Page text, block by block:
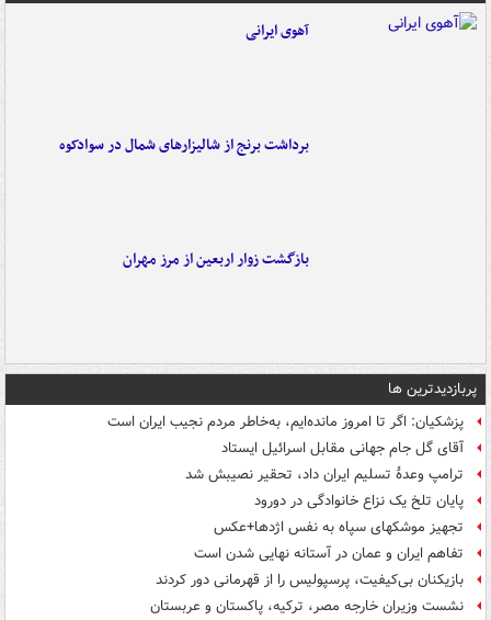
آهوی ایرانی
برداشت برنج از شالیزارهای شمال در سوادکوه
بازگشت زوار اربعین از مرز مهران
پربازدیدترین ها
پزشکیان: اگر تا امروز مانده‌ایم، به‌خاطر مردم نجیب ایران است
آقای گل جام جهانی مقابل اسرائیل ایستاد
ترامپ وعدۀ تسلیم ایران داد، تحقیر نصیبش شد
پایان تلخ یک نزاع خانوادگی در دورود
تجهیز موشکهای سپاه به نفس اژدها+عکس
تفاهم ایران و عمان در آستانه نهایی شدن است
بازیکنان بی‌کیفیت، پرسپولیس را از قهرمانی دور کردند
نشست وزیران خارجه مصر، ترکیه، پاکستان و عربستان